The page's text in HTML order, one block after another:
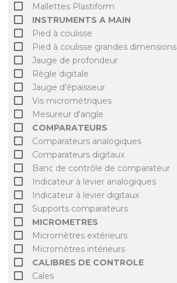
Mallettes Plastiform
INSTRUMENTS A MAIN
Pied à coulisse
Pied à coulisse grandes dimensions
Jauge de profondeur
Règle digitale
Jauge d'épaisseur
Vis micrométriques
Mesureur d'angle
COMPARATEURS
Comparateurs analogiques
Comparateurs digitaux
Banc de contrôle de comparateur
Indicateur à levier analogiques
Indicateur à levier digitaux
Supports comparateurs
MICROMETRES
Micromètres extérieurs
Micromètres intérieurs
CALIBRES DE CONTROLE
Cales